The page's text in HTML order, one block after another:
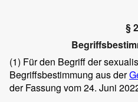
§ 2
(1) Für den Begriff der
Begriffsbestimmung aus der
der Fassung vom 24. Juni